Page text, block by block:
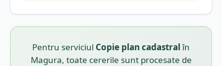
Pentru serviciul Copie plan cadastralîn
Magura, toate cererile sunt procesate de